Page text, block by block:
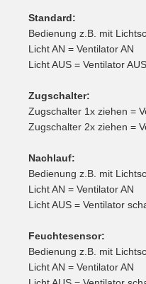
Standard:
Bedienung z.B. mit
Licht AN = Ventilator AN
Licht AUS = Ventilator AUS
Zugschalter:
Zugschalter 1x ziehen =
Zugschalter 2x ziehen =
Nachlauf:
Bedienung z.B. mit
Licht AN = Ventilator AN
Licht AUS = Ventilator
Feuchtesensor:
Bedienung z.B. mit
Licht AN = Ventilator AN